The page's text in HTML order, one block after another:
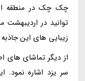
چک چک در منطقه
توانید در اردیبهشت
زیبایی های این
از دیگر تماشای های
سر یزد اشاره نمود.